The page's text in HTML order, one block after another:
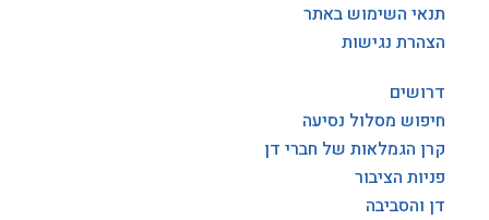
תנאי השימוש באתר
הצהרת נגישות
דרושים
חיפוש מסלול נסיעה
קרן הגמלאות של חברי דן
פניות הציבור
דן והסביבה